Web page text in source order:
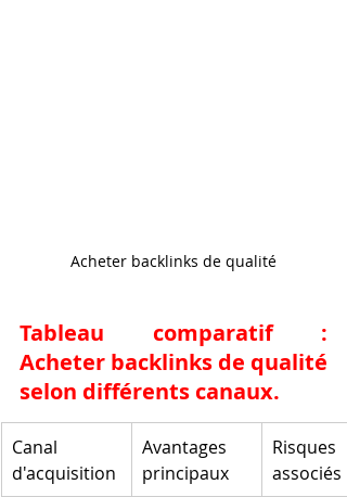
Acheter backlinks de qualité
Tableau comparatif :
Acheter backlinks de qualité
selon différents canaux.
Canal
d'acquisition
Avantages
principaux
Risques
associés